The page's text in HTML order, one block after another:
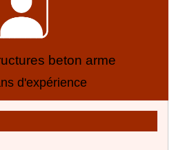
beton arme
d'expérience